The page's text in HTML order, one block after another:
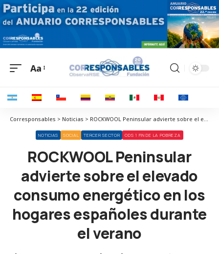
Aa
Corresponsables > Noticias > ROCKWOOL Peninsular advierte sobre el elevado consumo energético en los hogares españoles durante el verano
NOTICIAS SOCIAL TERCER SECTOR ODS 1 FIN DE LA POBREZA
ROCKWOOL Peninsular
advierte sobre el elevado
consumo energético en los
hogares españoles durante
el verano